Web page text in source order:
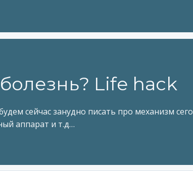
Life hack
сейчас занудно писать про механизм сего
аппарат и т.д…